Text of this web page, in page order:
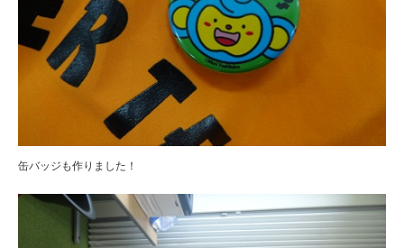
缶バッジも作りました！